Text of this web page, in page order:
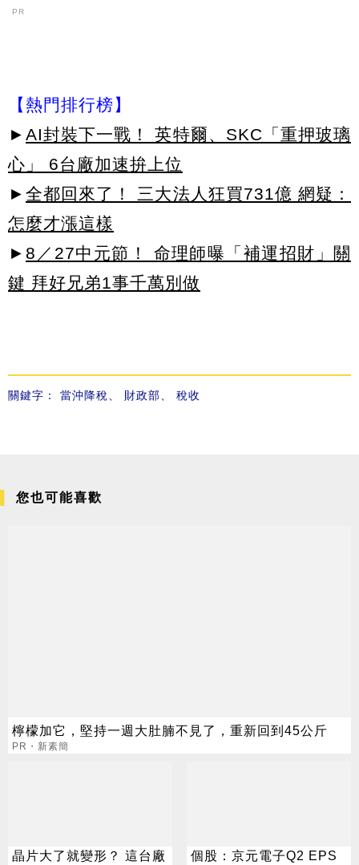
PR
【熱門排行榜】
► AI封裝下一戰！ 英特爾、SKC「重押玻璃
心」 6台廠加速拚上位
► 全都回來了！ 三大法人狂買731億 網疑：
怎麼才漲這樣
► 8／27中元節！ 命理師曝「補運招財」關
鍵 拜好兄弟1事千萬別做
關鍵字： 當沖降稅 財政部 稅收
您也可能喜歡
檸檬加它，堅持一週大肚腩不見了，重新回到45公斤
PR・新素簡
晶片大了就變形？ 這台廠
個股：京元電子Q2 EPS